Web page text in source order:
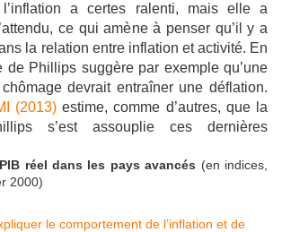
l’inflation a certes ralenti, mais elle a
ce qui amène à penser qu’il y a
la relation entre inflation et activité. En
de Phillips suggère par exemple qu’une
devrait entraîner une déflation.
(2013)estime, comme d’autres, que la
s’est assouplie ces dernières
réel dans les pays avancés (en indices,
2000)